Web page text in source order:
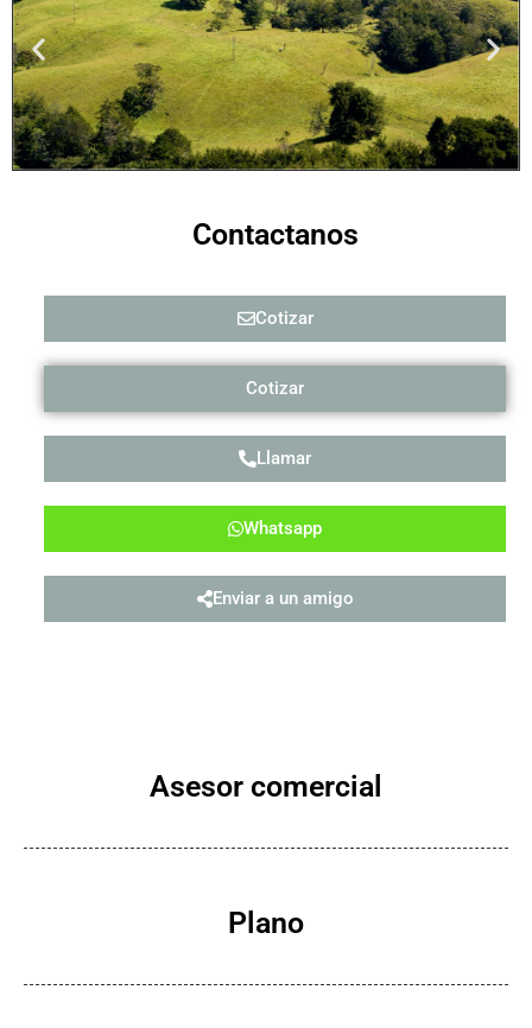
Plano
Asesor comercial
Contactanos
Cotizar
Cotizar
Llamar
Whatsapp
Enviar a un amigo